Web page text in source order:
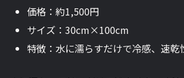
価格：約1,500円
サイズ：30cm×100cm
特徴：水に濡らすだけで冷感、速乾